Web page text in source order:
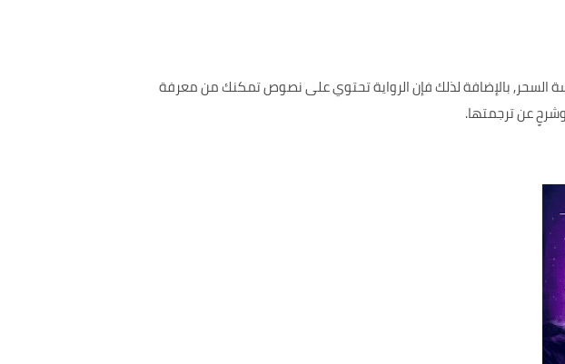
بالإضافة لذلك فإن الرواية تحتوي على نصوص تمكنك من معرفة
عن ترجمتها.